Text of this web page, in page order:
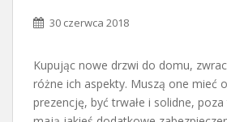
30 czerwca 2018
Kupując nowe drzwi do domu,
różne ich aspekty. Muszą one mieć
prezencję, być trwałe i solidne,